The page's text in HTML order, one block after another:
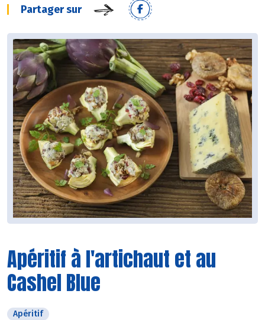
Partager sur
Apéritif à l'artichaut et au
Cashel Blue
Apéritif